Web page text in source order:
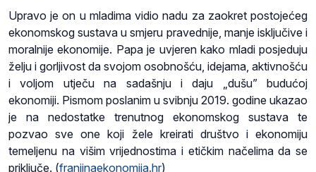
Upravo je on u mladima vidio nadu za zaokret postojećeg
ekonomskog sustava u smjeru pravednije, manje isključive i
moralnije ekonomije. Papa je uvjeren kako mladi posjeduju
želju i gorljivost da svojom osobnošću, idejama, aktivnošću
i voljom utječu na sadašnju i daju „dušu” budućoj
ekonomiji. Pismom poslanim u svibnju 2019. godine ukazao
je na nedostatke trenutnog ekonomskog sustava te
pozvao sve one koji žele kreirati društvo i ekonomiju
temeljenu na višim vrijednostima i etičkim načelima da se
priključe. (franjinaekonomija.hr)